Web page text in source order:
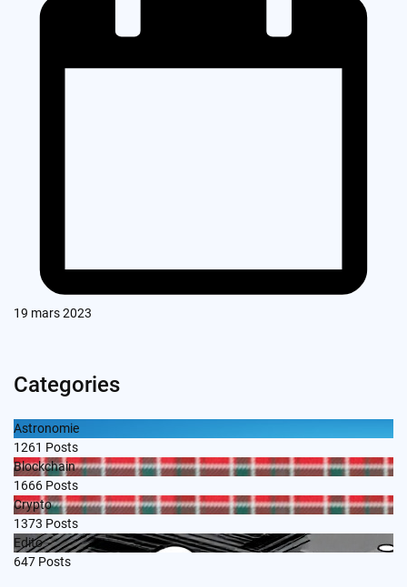
19 mars 2023
Categories
Astronomie
1261 Posts
Blockchain
1666 Posts
Crypto
1373 Posts
Edito
647 Posts